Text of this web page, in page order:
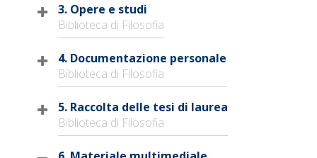
3. Opere e studi
Biblioteca di Filosofia
4. Documentazione personale
Biblioteca di Filosofia
5. Raccolta delle tesi di laurea
Biblioteca di Filosofia